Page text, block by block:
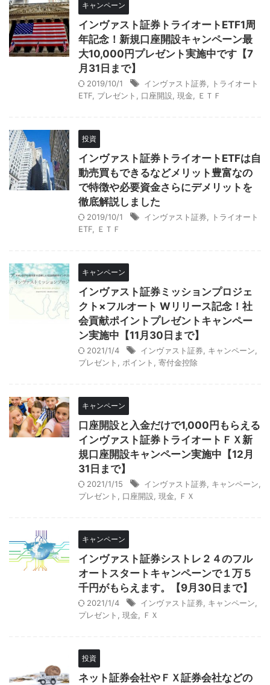
キャンペーン
インヴァスト証券トライオートETF1周
年記念！新規口座開設キャンペーン最
大10,000円プレゼント実施中です【7
月31日まで】
2019/10/1 インヴァスト証券
トライオート
ETF プレゼント 口座開設 現金 ＥＴＦ
投資
インヴァスト証券トライオートETFは自
動売買もできるなどメリット豊富なの
で特徴や必要資金さらにデメリットを
徹底解説しました
2019/10/1 インヴァスト証券
トライオート
ETF
ＥＴＦ
キャンペーン
インヴァスト証券ミッションプロジェ
クト×フルオート Wリリース記念！社
会貢献ポイントプレゼントキャンペー
ン実施中【11月30日まで】
2021/1/4 インヴァスト証券 キャンペーン
プレゼント
ポイント 寄付金控除
キャンペーン
口座開設と入金だけで1,000円もらえる
インヴァスト証券トライオートＦＸ新
規口座開設キャンペーン実施中【12月
31日まで】
2021/1/15 インヴァスト証券 キャンペーン
プレゼント
口座開設 現金 ＦＸ
キャンペーン
インヴァスト証券シストレ２４のフル
オートスタートキャンペーンで１万５
千円がもらえます。【9月30日まで】
2021/1/4 インヴァスト証券 キャンペーン
プレゼント
現金 ＦＸ
投資
ネット証券会社やＦＸ証券会社などの